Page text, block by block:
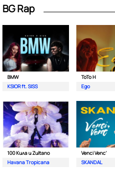
BG Rap
BMW
KSIOR ft. SISS
ToTo H
Ego
100 Кила и Zultano
Havana Tropicana
Venci Venc'
SKANDAL